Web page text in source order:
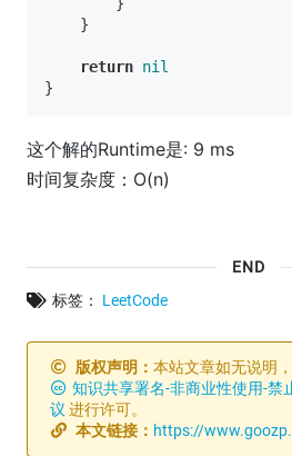
    }
return nil
这个解的Runtime是: 9 ms
时间复杂度： O(n)
END
标签： LeetCode
版权声明：本站文章如无说明
知识共享署名-非商业性使用-禁
议 进行许可。
本文链接： https://